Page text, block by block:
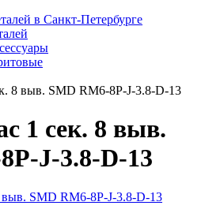
в Санкт-Петербурге
8 выв. SMD RM6-8P-J-3.8-D-13
1 сек. 8 выв.
J-3.8-D-13